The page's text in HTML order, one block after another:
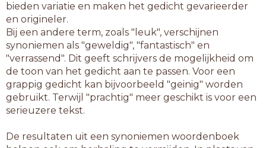
bieden variatie en maken het gedicht gevarieerder
en origineler.
Bij een andere term, zoals "leuk", verschijnen
synoniemen als "geweldig", "fantastisch" en
"verrassend". Dit geeft schrijvers de mogelijkheid om
de toon van het gedicht aan te passen. Voor een
grappig gedicht kan bijvoorbeeld "geinig" worden
gebruikt. Terwijl "prachtig" meer geschikt is voor een
serieuzere tekst.
De resultaten uit een synoniemen woordenboek